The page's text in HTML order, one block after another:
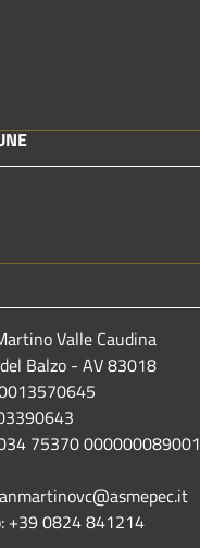
Valle Caudina
Balzo - AV 83018
75370 000000089001
+39 0824 841214